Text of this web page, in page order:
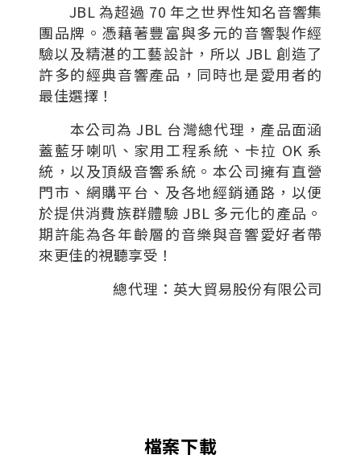
JBL 為超過 70 年之世界性知名音響集
團品牌。憑藉著豐富與多元的音響製作經
驗以及精湛的工藝設計，所以 JBL 創造了
許多的經典音響產品，同時也是愛用者的
最佳選擇！
本公司為 JBL 台灣總代理，產品面涵
蓋藍牙喇叭、家用工程系統、卡拉 OK 系
統，以及頂級音響系統。本公司擁有直營
門市、網購平台、及各地經銷通路，以便
於提供消費族群體驗 JBL 多元化的產品。
期許能為各年齡層的音樂與音響愛好者帶
來更佳的視聽享受！
總代理：英大貿易股份有限公司
檔案下載